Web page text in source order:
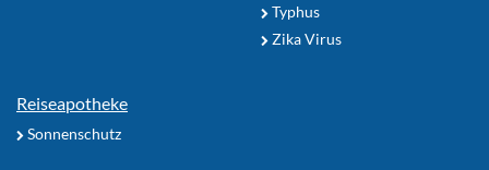
Typhus
Zika Virus
Reiseapotheke
Sonnenschutz